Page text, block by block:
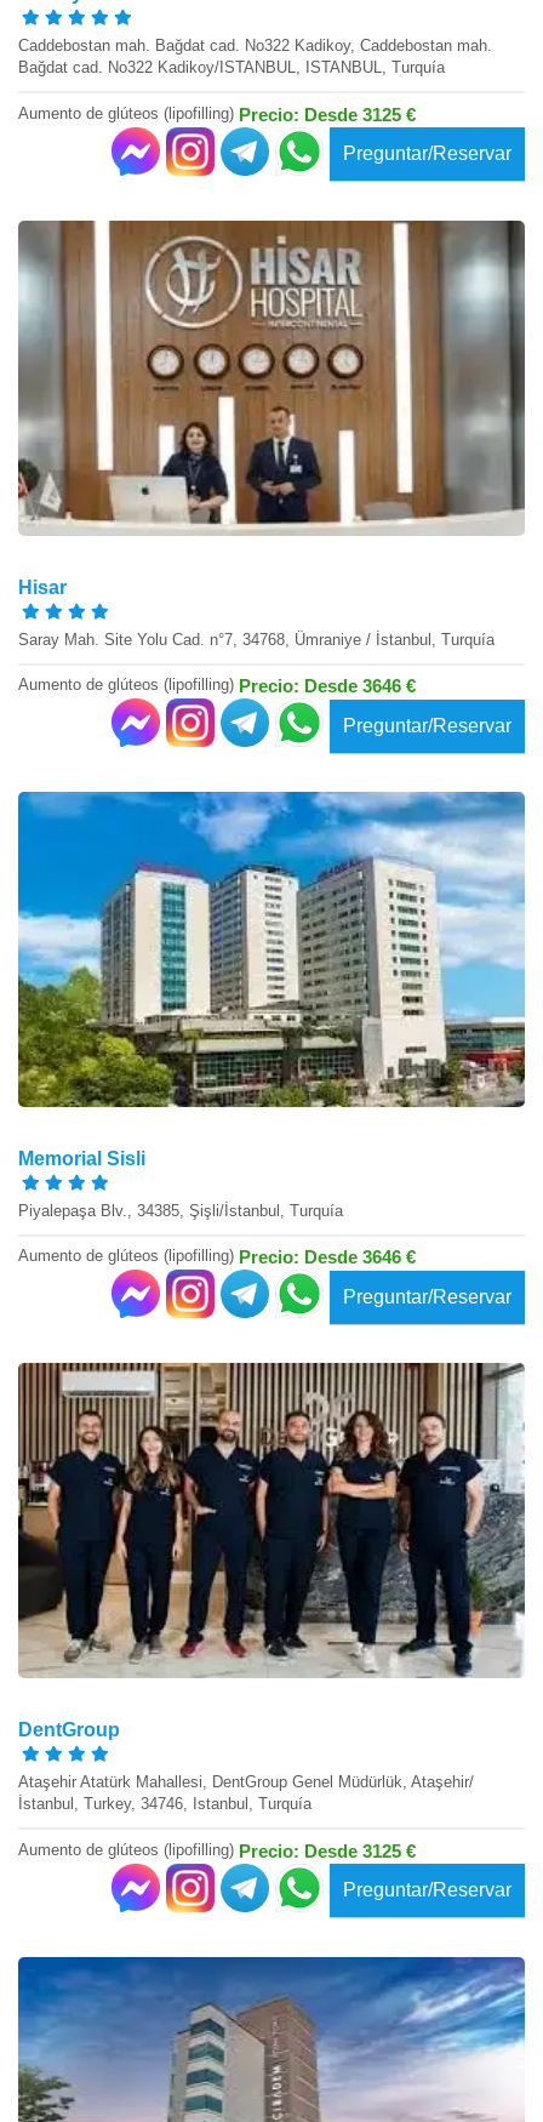
Caddebostan mah. Bağdat cad. No322 Kadikoy, Caddebostan mah.
Bağdat cad. No322 Kadikoy/ISTANBUL, ISTANBUL, Turquía
Aumento de glúteos (lipofilling) Precio: Desde 3125 €
Preguntar/Reservar
Hisar
Saray Mah. Site Yolu Cad. n°7, 34768, Ümraniye / İstanbul, Turquía
Aumento de glúteos (lipofilling) Precio: Desde 3646 €
Preguntar/Reservar
Memorial Sisli
Piyalepaşa Blv., 34385, Şişli/İstanbul, Turquía
Aumento de glúteos (lipofilling) Precio: Desde 3646 €
Preguntar/Reservar
DentGroup
Ataşehir Atatürk Mahallesi, DentGroup Genel Müdürlük, Ataşehir/
İstanbul, Turkey, 34746, Istanbul, Turquía
Aumento de glúteos (lipofilling) Precio: Desde 3125 €
Preguntar/Reservar